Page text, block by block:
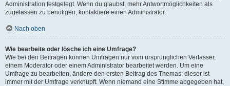
Administration festgelegt. Wenn du glaubst, mehr Antwortmöglichkeiten als
zugelassen zu benötigen, kontaktiere einen Administrator.
Nach oben
Wie bearbeite oder lösche ich eine Umfrage?
Wie bei den Beiträgen können Umfragen nur vom ursprünglichen Verfasser,
einem Moderator oder einem Administrator bearbeitet werden. Um eine
Umfrage zu bearbeiten, ändere den ersten Beitrag des Themas; dieser ist
immer mit der Umfrage verknüpft. Wenn niemand eine Stimme abgegeben hat,